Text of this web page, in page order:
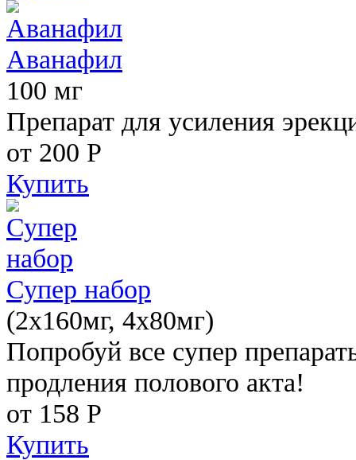
Аванафил
100 мг
Препарат для усиления
от 200 Р
Купить
Супер набор
(2х160мг, 4х80мг)
Попробуй все супер
продления полового акта!
от 158 Р
Купить